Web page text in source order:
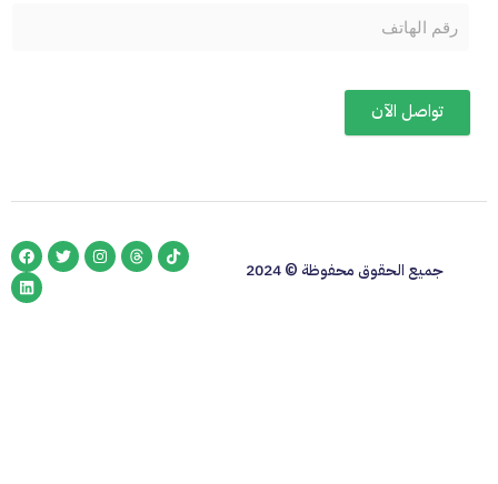
تواصل الآن
جميع الحقوق محفوظة © 2024